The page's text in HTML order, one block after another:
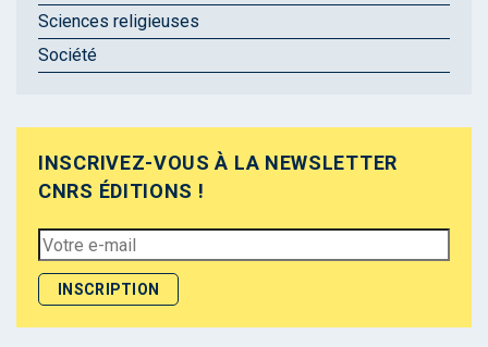
Sciences religieuses
Société
INSCRIVEZ-VOUS À LA NEWSLETTER
CNRS ÉDITIONS !